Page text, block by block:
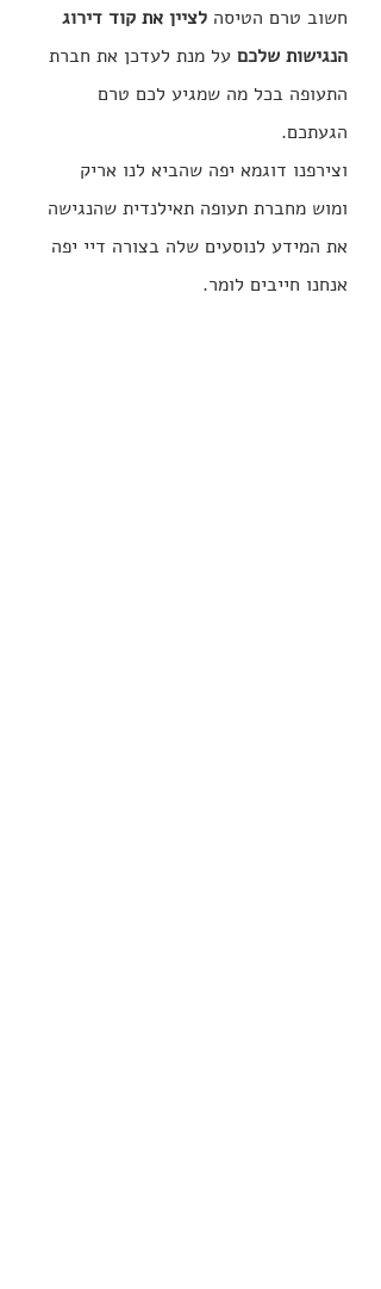
חשוב טרם הטיסה לציין את קוד דירוג
הנגישות שלכם על מנת לעדכן את חברת
התעופה בכל מה שמגיע לכם טרם
הגעתכם.
וצירפנו דוגמא יפה שהביא לנו אריק
ומוש מחברת תעופה תאילנדית שהנגישה
את המידע לנוסעים שלה בצורה דיי יפה
אנחנו חייבים לומר.